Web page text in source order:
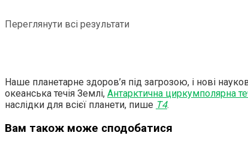
Переглянути всі результати
Наше планетарне здоров’я під загрозою, і нові
океанська течія Землі, Антарктична циркумполярна
наслідки для всієї планети, пише T4.
Вам також може сподобатися